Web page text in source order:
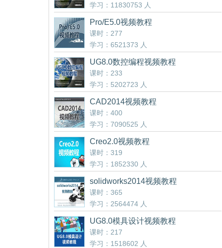
学习：11830753 人
Pro/E5.0视频教程
课时：277
学习：6521373 人
UG8.0数控编程视频教程
课时：233
学习：5202723 人
CAD2014视频教程
课时：400
学习：7090525 人
Creo2.0视频教程
课时：319
学习：1852330 人
solidworks2014视频教程
课时：365
学习：2564474 人
UG8.0模具设计视频教程
课时：217
学习：1518602 人